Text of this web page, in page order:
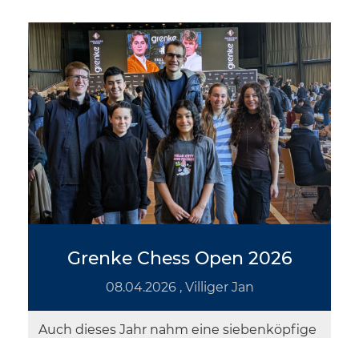
Grenke Chess Open 2026
08.04.2026, Villiger Jan
Auch dieses Jahr nahm eine siebenköpfige